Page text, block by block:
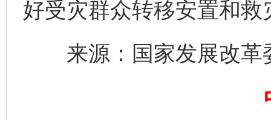
好受灾群众转移安置和救
来源：国家发展改革